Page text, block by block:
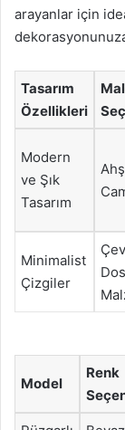
arayanlar için
Tasarım
Özellikleri
Modern
ve Şık
Tasarım
Minimalist
Çizgiler
Model
Renk